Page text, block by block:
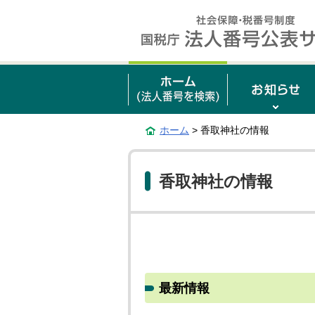
ホーム > 香取神社の情報
香取神社の情報
最新情報